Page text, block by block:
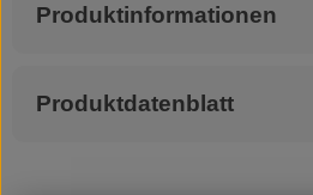
Produktinformationen
Produktdatenblatt